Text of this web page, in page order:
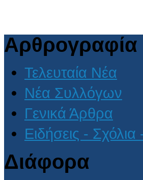
Αρθρογραφία
Τελευταία Νέα
Νέα Συλλόγων
Γενικά Άρθρα
Ειδήσεις -
Διάφορα